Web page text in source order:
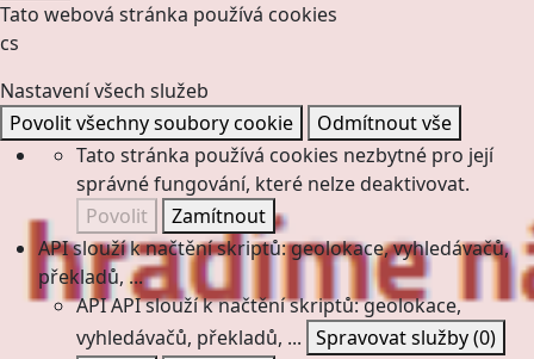
Tato webová stránka používá cookies
cs
Nastavení všech služeb
Povolit všechny soubory cookie
Odmítnout vše
Tato stránka používá cookies nezbytné pro její
správné fungování, které nelze deaktivovat.
Povolit
Zamítnout
API slouží k načtění skriptů: geolokace, vyhledávačů,
překladů, ...
APIAPI slouží k načtění skriptů: geolokace,
vyhledávačů, překladů, ... Spravovat služby(0)